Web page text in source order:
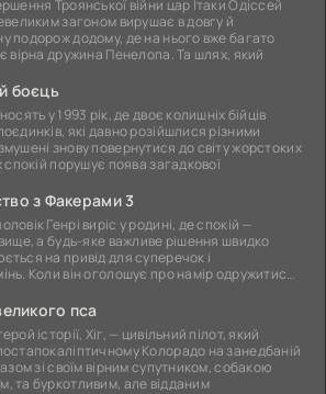
Троянської війни цар Ітаки Одіссей
загоном вирушає в довгу й
подорож додому, де на нього вже багато
вірна дружина Пенелопа. Та шлях, який
боєць
у 1993 рік, де двоє колишніх бійців
які давно розійшлися різними
знову повернутися до світу жорстоких
спокій порушує поява загадкової
з Факерами 3
Генрі виріс у родині, де спокій —
а будь-яке важливе рішення швидко
на привід для суперечок і
Коли він оголошує про намір одружитися,
пса
історії, Хіг, — цивільний пілот, який
Колорадо на занедбаній
зі своїм вірним супутником, собакою
та буркотливим, але відданим